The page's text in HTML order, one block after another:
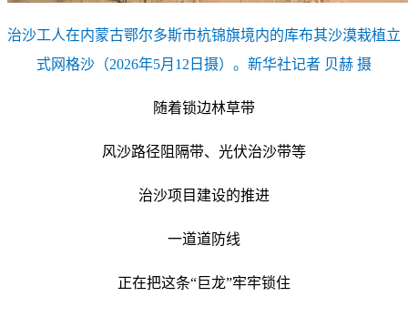
治沙工人在内蒙古鄂尔多斯市杭锦旗境内的库布其沙漠栽植立
式网格沙（2026年5月12日摄）。新华社记者 贝赫 摄
随着锁边林草带
风沙路径阻隔带、光伏治沙带等
治沙项目建设的推进
一道道防线
正在把这条“巨龙”牢牢锁住